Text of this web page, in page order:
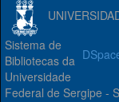
Sistema de
Bibliotecas da
Universidade
Federal de Sergipe -